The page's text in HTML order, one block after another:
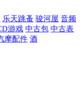
乐天跳蚤 骏河屋 音频
游戏 中古包 中古表
摩配件 酒